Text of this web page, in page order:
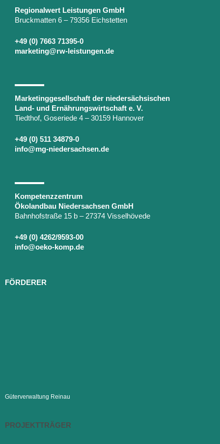
Regionalwert Leistungen GmbH
Bruckmatten 6 – 79356 Eichstetten
+49 (0) 7663 71395-0
marketing@rw-leistungen.de
Marketinggesellschaft der niedersächsischen
Land- und Ernährungswirtschaft e. V.
Tiedthof, Goseriede 4 – 30159 Hannover
+49 (0) 511 34879-0
info@mg-niedersachsen.de
Kompetenzzentrum
Ökolandbau Niedersachsen GmbH
Bahnhofstraße 15 b – 27374 Visselhövede
+49 (0) 4262/9593-00
info@oeko-komp.de
FÖRDERER
Güterverwaltung Reinau
PROJEKTTRÄGER